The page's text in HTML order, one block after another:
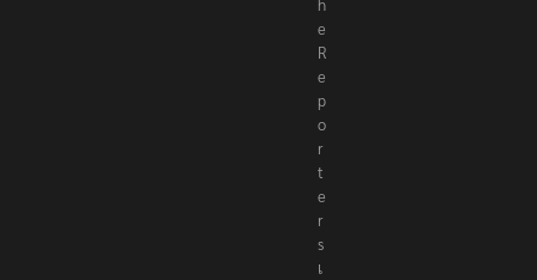
h
e
R
e
p
o
r
t
e
r
s
เ